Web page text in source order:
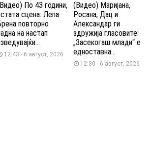
По 43 години,
сцена: Лепа
повторно
на настап
12:43 - 6 август, 2026
(Видео) Маријана,
Росана, Дац и
Александар ги
здружија гласовите:
„Засекогаш млади“ е
едноставна...
12:30 - 6 август, 2026